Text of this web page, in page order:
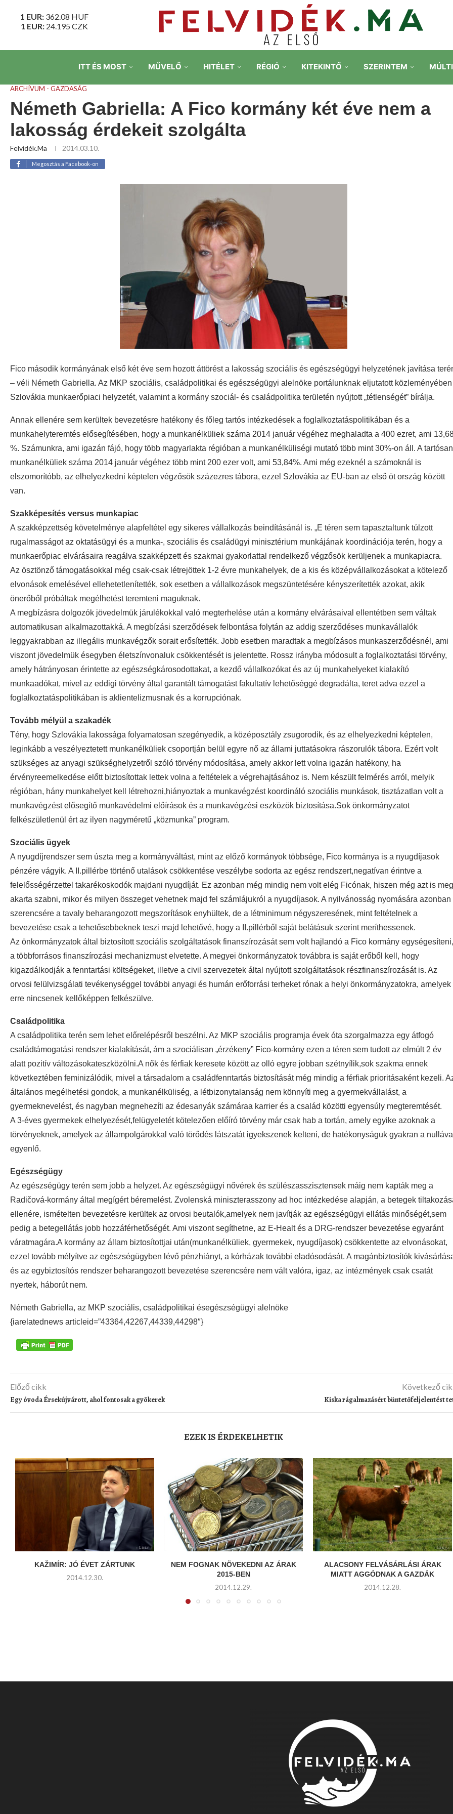
1 EUR: 362.08 HUF
1 EUR: 24.195 CZK
ITT ÉS MOST MŰVELŐ HITÉLET RÉGIÓ KITEKINTŐ SZERINTEM
ARCHÍVUM - GAZDASÁG
Németh Gabriella: A Fico kormány két éve nem a
lakosság érdekeit szolgálta
Felvidék.ma 2014.03.10.
Megosztás a Facebook-on
Fico második kormányának első két éve sem hozott áttörést a lakosság szociális és egészségügyi helyzetének javítása
– véli Németh Gabriella. Az MKP szociális, családpolitikai és egészségügyi alelnöke portálunknak eljutatott közleményében
Szlovákia munkaerőpiaci helyzetét, valamint a kormány szociál- és családpolitika területén nyújtott „tétlenségét” bírálja.
Annak ellenére sem kerültek bevezetésre hatékony és főleg tartós intézkedések a foglalkoztatáspolitikában és a
munkahelyteremtés elősegítésében, hogy a munkanélküliek száma 2014 január végéhez meghaladta a 400 ezret, ami
%. Számunkra, ami igazán fájó, hogy több magyarlakta régióban a munkanélküliségi mutató több mint 30%-on áll. A tartósan
munkanélküliek száma 2014 január végéhez több mint 200 ezer volt, ami 53,84%. Ami még ezeknél a számoknál is
elszomorítóbb, az elhelyezkedni képtelen végzősök százezres tábora, ezzel Szlovákia az EU-ban az első öt ország között
van.
Szakképesítés versus munkapiac
A szakképzettség követelménye alapfeltétel egy sikeres vállalkozás beindításánál is. „E téren sem tapasztaltunk túlzott
rugalmasságot az oktatásügyi és a munka-, szociális és családügyi minisztérium munkájának koordinációja terén, hogy a
munkaerőpiac elvárásaira reagálva szakképzett és szakmai gyakorlattal rendelkező végzősök kerüljenek a munkapiacra.
Az ösztönző támogatásokkal még csak-csak létrejöttek 1-2 évre munkahelyek, de a kis és középvállalkozásokat a kötelező
elvonások emelésével ellehetetlenítették, sok esetben a vállalkozások megszüntetésére kényszerítették azokat, akik
önerőből próbáltak megélhetést teremteni maguknak.
A megbízásra dolgozók jövedelmük járulékokkal való megterhelése után a kormány elvárásaival ellentétben sem váltak
automatikusan alkalmazottakká. A megbízási szerződések felbontása folytán az addig szerződéses munkavállalók
leggyakrabban az illegális munkavégzők sorait erősítették. Jobb esetben maradtak a megbízásos munkaszerződésnél, ami
viszont jövedelmük ésegyben életszínvonaluk csökkentését is jelentette. Rossz irányba módosult a foglalkoztatási törvény,
amely hátrányosan érintette az egészségkárosodottakat, a kezdő vállalkozókat és az új munkahelyeket kialakító
munkaadókat, mivel az eddigi törvény által garantált támogatást fakultatív lehetőséggé degradálta, teret adva ezzel a
foglalkoztatáspolitikában is aklientelizmusnak és a korrupciónak.
Tovább mélyül a szakadék
Tény, hogy Szlovákia lakossága folyamatosan szegényedik, a középosztály zsugorodik, és az elhelyezkedni képtelen,
leginkább a veszélyeztetett munkanélküliek csoportján belül egyre nő az állami juttatásokra rászorulók tábora. Ezért volt
szükséges az anyagi szükséghelyzetről szóló törvény módosítása, amely akkor lett volna igazán hatékony, ha
érvényreemelkedése előtt biztosítottak lettek volna a feltételek a végrehajtásához is. Nem készült felmérés arról, melyik
régióban, hány munkahelyet kell létrehozni,hiányoztak a munkavégzést koordináló szociális munkások, tisztázatlan volt a
munkavégzést elősegítő munkavédelmi előírások és a munkavégzési eszközök biztosítása.Sok önkormányzatot
felkészületlenül ért az ilyen nagyméretű „közmunka” program.
Szociális ügyek
A nyugdíjrendszer sem úszta meg a kormányváltást, mint az előző kormányok többsége, Fico kormánya is a nyugdíjasok
pénzére vágyik. A II.pillérbe történő utalások csökkentése veszélybe sodorta az egész rendszert,negatívan érintve a
felelősségérzettel takarékoskodók majdani nyugdíját. Ez azonban még mindig nem volt elég Ficónak, hiszen még azt is meg
akarta szabni, mikor és milyen összeget vehetnek majd fel számlájukról a nyugdíjasok. A nyilvánosság nyomására azonban
szerencsére a tavaly beharangozott megszorítások enyhültek, de a létminimum négyszeresének, mint feltételnek a
bevezetése csak a tehetősebbeknek teszi majd lehetővé, hogy a II.pillérből saját belátásuk szerint meríthessenek.
Az önkormányzatok által biztosított szociális szolgáltatások finanszírozását sem volt hajlandó a Fico kormány egységesíteni,
a többforrásos finanszírozási mechanizmust elvetette. A megyei önkormányzatok továbbra is saját erőből kell, hogy
kigazdálkodják a fenntartási költségeket, illetve a civil szervezetek által nyújtott szolgáltatások részfinanszírozását is. Az
orvosi felülvizsgálati tevékenységgel további anyagi és humán erőforrási terheket rónak a helyi önkormányzatokra, amelyek
erre nincsenek kellőképpen felkészülve.
Családpolitika
A családpolitika terén sem lehet előrelépésről beszélni. Az MKP szociális programja évek óta szorgalmazza egy átfogó
családtámogatási rendszer kialakítását, ám a szociálisan „érzékeny” Fico-kormány ezen a téren sem tudott az elmúlt 2 év
alatt pozitív változásokateszközölni.A nők és férfiak keresete között az olló egyre jobban szétnyílik,sok szakma ennek
következtében feminizálódik, mivel a társadalom a családfenntartás biztosítását még mindig a férfiak prioritásaként kezeli.
általános megélhetési gondok, a munkanélküliség, a létbizonytalanság nem könnyíti meg a gyermekvállalást, a
gyermeknevelést, és nagyban megnehezíti az édesanyák számáraa karrier és a család közötti egyensúly megteremtését.
A 3-éves gyermekek elhelyezését,felügyeletét kötelezően előíró törvény már csak hab a tortán, amely egyike azoknak a
törvényeknek, amelyek az állampolgárokkal való törődés látszatát igyekszenek kelteni, de hatékonyságuk gyakran a nullával
egyenlő.
Egészségügy
Az egészségügy terén sem jobb a helyzet. Az egészségügyi nővérek és szülészasszisztensek máig nem kapták meg a
Radičová-kormány által megígért béremelést. Zvolenská miniszterasszony ad hoc intézkedése alapján, a betegek
ellenére, ismételten bevezetésre kerültek az orvosi beutalók,amelyek nem javítják az egészségügyi ellátás minőségét,sem
pedig a betegellátás jobb hozzáférhetőségét. Ami viszont segíthetne, az E-Healt és a DRG-rendszer bevezetése egyaránt
váratmagára.A kormány az állam biztosítottjai után(munkanélküliek, gyermekek, nyugdíjasok) csökkentette az elvonásokat,
ezzel tovább mélyítve az egészségügyben lévő pénzhiányt, a kórházak további eladósodását. A magánbiztosítók
és az egybiztosítós rendszer beharangozott bevezetése szerencsére nem vált valóra, igaz, az intézmények csak csatát
nyertek, háborút nem.
Németh Gabriella, az MKP szociális, családpolitikai ésegészségügyi alelnöke
{iarelatednews articleid=”43364,42267,44339,44298″}
Előző cikk
Egy óvoda Érsekújvárott, ahol fontosak a gyökerek
Következő
Kiska rágalmazásért büntetőfeljelentést
EZEK IS ÉRDEKELHETIK
KAŽIMÍR: JÓ ÉVET ZÁRTUNK
2014.12.30.
NEM FOGNAK NÖVEKEDNI AZ ÁRAK
2015-BEN
2014.12.29.
ALACSONY FELVÁSÁRLÁSI ÁRAK
MIATT AGGÓDNAK A GAZDÁK
2014.12.28.